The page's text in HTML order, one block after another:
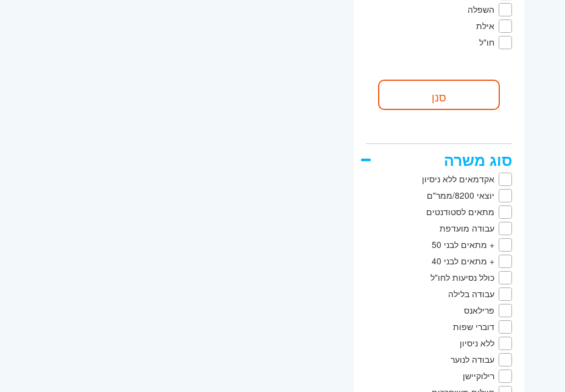
השפלה
אילת
חו"ל
סוג משרה
אקדמאים ללא ניסיון
יוצאי 8200/ממר"ם
מתאים לסטודנטים
עבודה מועדפת
+ מתאים לבני 50
+ מתאים לבני 40
כולל נסיעות לחו"ל
עבודה בלילה
פרילאנס
דוברי שפות
ללא ניסיון
עבודה לנוער
רילוקיישן